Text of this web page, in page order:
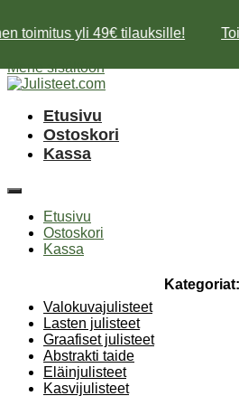
toimitus yli 49€ tilauksille!
Mene sisältöön
Etusivu
Ostoskori
Kassa
Etusivu
Ostoskori
Kassa
Kategoriat:
Valokuvajulisteet
Lasten julisteet
Graafiset julisteet
Abstrakti taide
Eläinjulisteet
Kasvijulisteet